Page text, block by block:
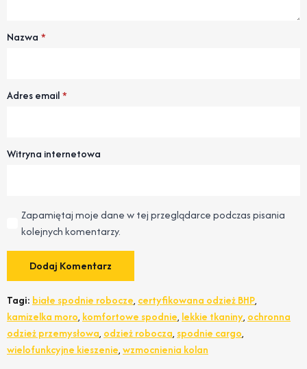
Nazwa *
Adres email*
Witryna internetowa
Zapamiętaj moje dane w tej przeglądarce podczas pisania
kolejnych komentarzy.
Tagi: białe spodnie robocze, certyfikowana odzież BHP,
kamizelka moro, komfortowe spodnie, lekkie tkaniny, ochronna
odzież przemysłowa, odzież robocza, spodnie cargo,
wielofunkcyjne kieszenie,wzmocnienia kolan